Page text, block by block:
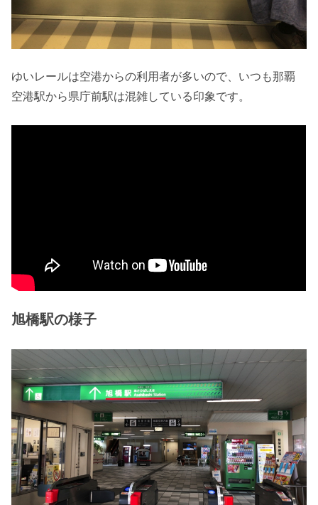
ゆいレールは空港からの利用者が多いので、いつも那覇
空港駅から県庁前駅は混雑している印象です。
旭橋駅の様子